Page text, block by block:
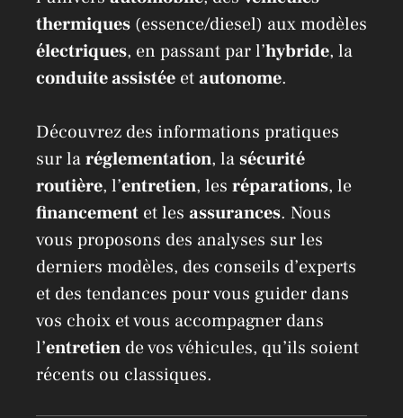
thermiques (essence/diesel) aux modèles
électriques, en passant par l’hybride, la
conduite assistée etautonome.
Découvrez des informations pratiques
sur laréglementation, lasécurité
routière, l’entretien, les réparations, le
financement et les assurances. Nous
vous proposons des analyses sur les
derniers modèles, des conseils d’experts
et des tendances pour vous guider dans
vos choix et vous accompagner dans
l’entretien de vos véhicules, qu’ils soient
récents ou classiques.